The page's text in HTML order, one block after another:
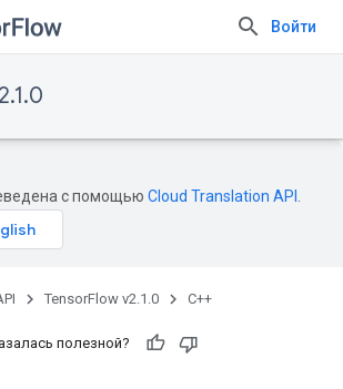
Войти
с помощью Cloud Translation API
TensorFlow v2.1.0 C++
полезной?